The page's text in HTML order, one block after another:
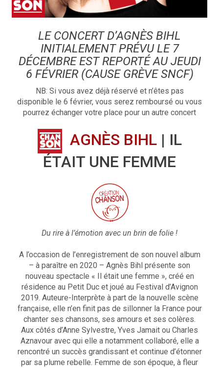
LE CONCERT D’AGNÈS BIHL
INITIALEMENT PRÉVU LE 7
DÉCEMBRE EST REPORTÉ AU JEUDI
6 FÉVRIER (CAUSE GRÈVE SNCF)
NB: Si vous avez déjà réservé et n’êtes pas
disponible le 6 février, vous serez remboursé ou vous
pourrez échanger votre place pour un autre concert
AGNÈS BIHL | IL
ÉTAIT UNE FEMME
Du rire à l’émotion avec un brin de folie !
A l’occasion de l’enregistrement de son nouvel album
– à paraître en 2020 – Agnès Bihl présente son
nouveau spectacle « Il était une femme », créé en
résidence au Petit Duc et joué au Festival d’Avignon
2019. Auteure-Interprète à part de la nouvelle scène
française, elle n’en finit pas de sillonner la France pour
chanter ses chansons, ses amours et ses colères.
Aux côtés d’Anne Sylvestre, Yves Jamait ou Charles
Aznavour avec qui elle a notamment collaboré, elle a
rencontré un succès grandissant et continue d’étonner
par sa plume rebelle. Femme de son époque, à fleur